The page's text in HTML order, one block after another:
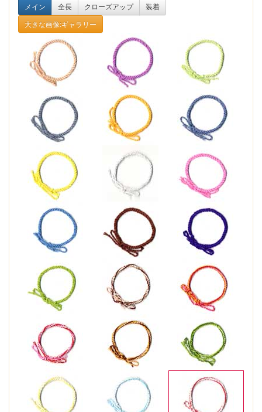
メイン
全長 クローズアップ
装着
大きな画像:ギャラリー